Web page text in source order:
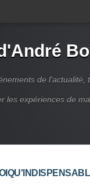
de
les expériences de